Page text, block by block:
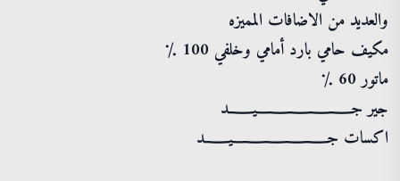
والعديد من الاضافات المميزه
مكيف حامي بارد أمامي وخلفي 100 ٪
ماتور 60 ٪
جير جـــــــــــــــــــيـــــد
اكسات جـــــــــــــــــــيـــــد